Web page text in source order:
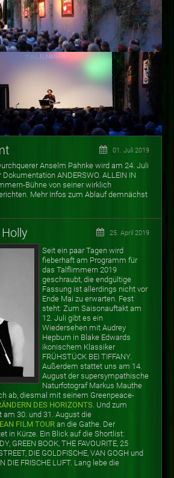
01. Juli 2019
Anselm Pahnke wird am 24. Juli
ANDERSWO. ALLEIN IN
Bühne von seiner wirklich
Mehr Infos zum Ablauf demnächst
25. April 2019
Seit ein paar Tagen wird
fieberhaft am Programm für
das Talflimmern 2019
geschraubt, die endgültige
Fassung ist allerdings nicht vor
Ende Mai zu erwarten. Fest
steht: Zum Saisonauftakt am
12. Juli gibt es ein
Wiedersehen mit Audrey
Hepburn in Blake Edwards
ikonischem Klassiker
FRÜHSTÜCK BEI TIFFANY.
Außerdem stattet uns am 14.
August der supersympathische
Naturfotograf Markus Mauthe
ab, diesmal mit seinem Greenpeace-
DES HORIZONTS. Und zum
30. und 31. August die
FILM TOUR an die Gathe. Der
in Kürze. Ein Blick auf die Shortlist:
GREEN BOOK, THE FAVOURITE, 25
DIE GOLDFISCHE, VAN GOGH und
DIE FRISCHE LUFT. Lang lebe die